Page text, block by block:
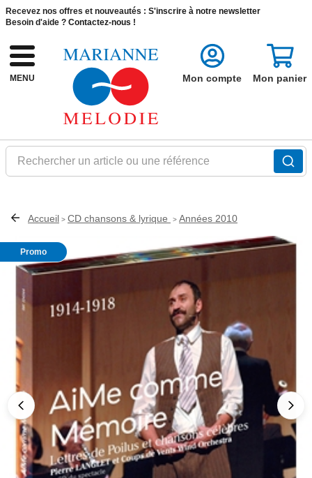
Recevez nos offres et nouveautés : S'inscrire à notre newsletter
Besoin d'aide ? Contactez-nous !
MENU
Rechercher un article ou une référence
Mon compte Mon panier
Accueil > CD chansons & lyrique > Années 2010
Promo